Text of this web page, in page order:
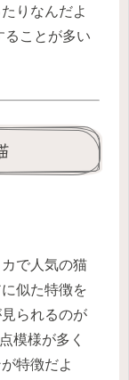
りなんだよ
ることが多い
で人気の猫
似た特徴を
られるのが
模様が多く
特徴だよ